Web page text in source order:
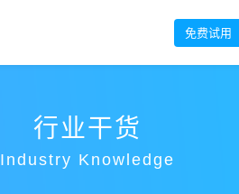
免费试用
行业干货
Industry Knowledge